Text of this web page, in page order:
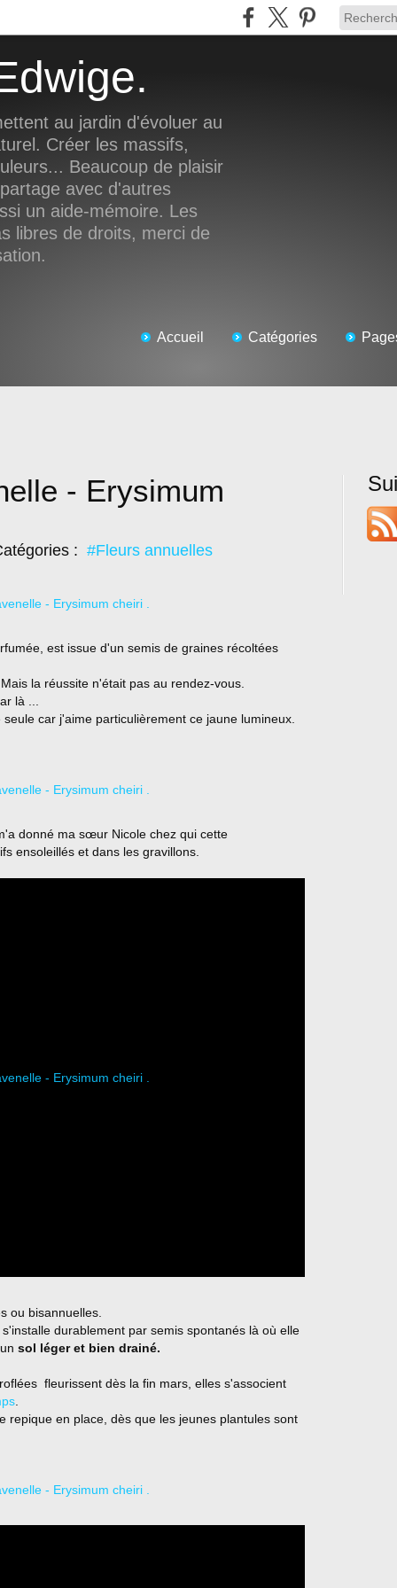
au jardin d'évoluer au
Créer les massifs,
Beaucoup de plaisir
avec d'autres
un aide-mémoire. Les
libres de droits, merci de
Accueil Catégories
- Erysimum
: #Fleurs annuelles
est issue d'un semis de graines récoltées
la réussite n'était pas au rendez-vous.
là ...
car j'aime particulièrement ce jaune lumineux.
donné ma sœur Nicole chez qui cette
ensoleillés et dans les gravillons.
ou bisannuelles.
durablement par semis spontanés là où elle
sol léger et bien drainé.
fleurissent dès la fin mars, elles s'associent
repique en place, dès que les jeunes plantules sont